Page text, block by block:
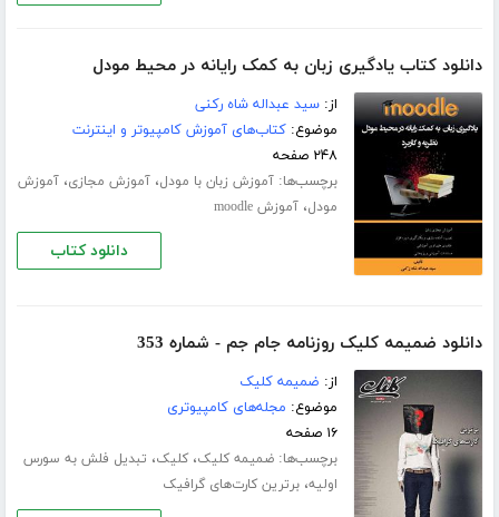
دانلود کتاب یادگیری زبان به کمک رایانه در محیط مودل
از:سید عبداله شاه رکنی
موضوع:کتاب‌های آموزش کامپیوتر و اینترنت
۲۴۸ صفحه
برچسب‌ها:آموزش زبان با مودل،آموزش مجازی،آموزش
مودل،آموزش moodle
دانلود کتاب
دانلود ضمیمه کلیک روزنامه جام جم - شماره 353
از: ضمیمه کلیک
موضوع: مجله‌های کامپیوتری
۱۶ صفحه
برچسب‌ها:ضمیمه کلیک،کلیک، تبدیل فلش به سورس
اولیه،برترین کارت‌های گرافیک